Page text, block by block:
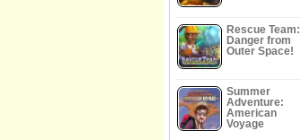
Rescue Team:
Danger from
Outer Space!
Summer
Adventure:
American
Voyage